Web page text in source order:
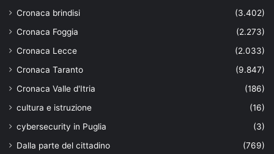
Cronaca brindisi
(3.402)
Cronaca Foggia
(2.273)
Cronaca Lecce
(2.033)
Cronaca Taranto
(9.847)
Cronaca Valle d'Itria
(186)
cultura e istruzione
(16)
cybersecurity in Puglia
(3)
Dalla parte del cittadino
(769)